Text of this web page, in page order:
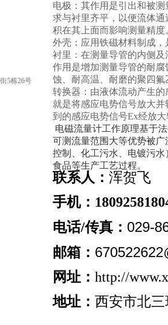
5栋26号
电极：其作用是引出和被
求与衬里齐平，以便流体
积在其上面而影响测量精度
外壳：应用铁磁材料制成，
衬里：在测量导管的内侧
作用是增加测量导管的耐
蚀、耐高温、耐磨的聚四氟
转换器：由液体流动产生
就是将感应电势信号放大
到的感应电势信号Ex经放
电磁流量计工作原理基于
可测流量范围大等优势被
控制、化工污水、电镀污
食品等生产工艺过程。
联系人 ： 浑贺飞
手机：
电话/传真： 029-
邮箱：
网址： http://
地址： 西安市北